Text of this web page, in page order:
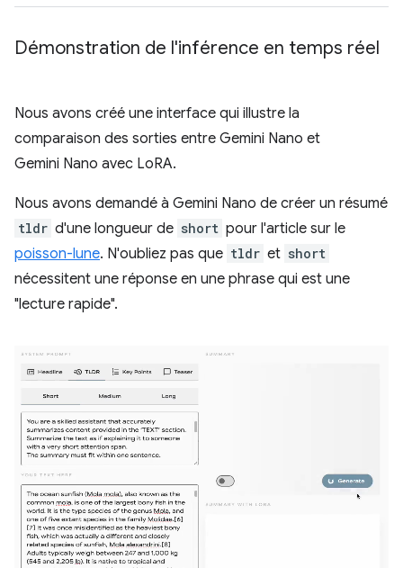
Démonstration de l'inférence en temps réel
Nous avons créé une interface qui illustre la
comparaison des sorties entre Gemini Nano et
Gemini Nano avec LoRA.
Nous avons demandé à Gemini Nano de créer un résumé
tldr d'une longueur de short pour l'article sur le
poisson-lune. N'oubliez pas que tldr et short
nécessitent une réponse en une phrase qui est une
"lecture rapide".